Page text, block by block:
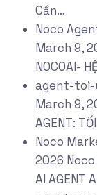
Cần…
Noco
March 9,
NOCOAI-
agent-toi-
March 9,
AGENT:
Noco
2026
AI AGENT